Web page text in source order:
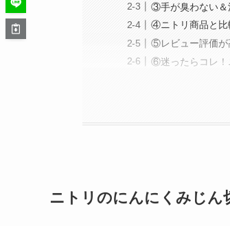
③手が臭わない＆
④ニトリ商品と比
⑤レビュー評価が
⑥迷ったらコレ！
ニトリのにんにくみじん